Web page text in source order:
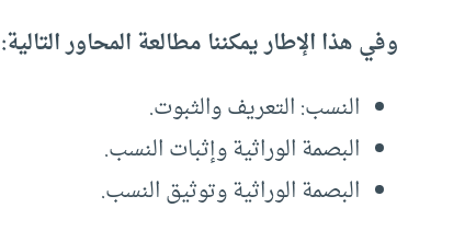
وفي هذا الإطار يمكننا مطالعة المحاور التالية:
النسب: التعريف والثبوت.
البصمة الوراثية وإثبات النسب.
البصمة الوراثية وتوثيق النسب.